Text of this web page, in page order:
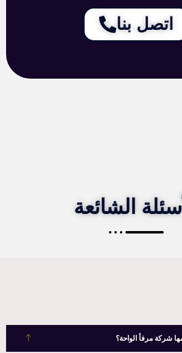
اتصل بنا
الشائعة
شركة مرفأ الواحة؟